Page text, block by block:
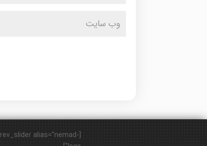
[rev_slider alias="nemad-